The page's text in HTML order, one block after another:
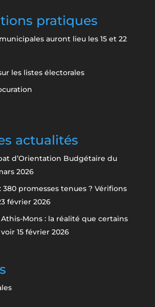
pratiques
auront lieu les 15 et 22
les listes électorales
actualités
d’Orientation Budgétaire du
2026
380 promesses tenues ? Vérifions
février 2026
Mons : la réalité que certains
15 février 2026